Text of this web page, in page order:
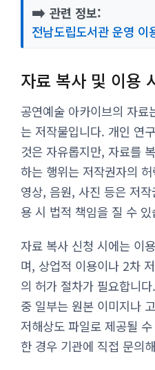
➡️ 관련 정보:
전남도립도서관 운영 이
자료 복사 및 이용
공연예술 아카이브의 자
는 저작물입니다. 개인 연
것은 자유롭지만, 자료를
하는 행위는 저작권자의
영상, 음원, 사진 등은 저
용 시 법적 책임을 질 수 있
자료 복사 신청 시에는 이
며, 상업적 이용이나 2차
의 허가 절차가 필요합니
중 일부는 원본 이미지나
저해상도 파일로 제공될
한 경우 기관에 직접 문의